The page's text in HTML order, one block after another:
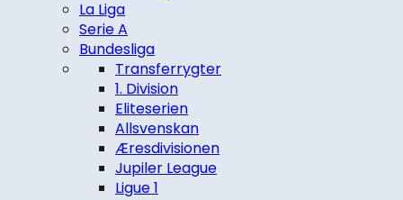
La Liga
Serie A
Bundesliga
Transferrygter
1. Division
Eliteserien
Allsvenskan
Æresdivisionen
Jupiler League
Ligue 1